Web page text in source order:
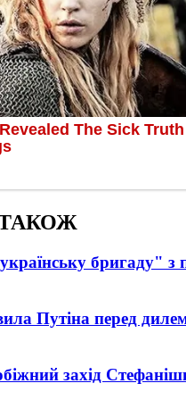
бригаду" з
Путіна перед
захід